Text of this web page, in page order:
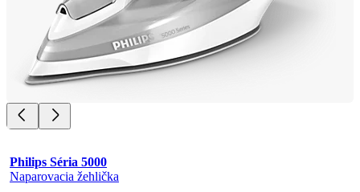
Philips Séria 5000
Naparovacia žehlička